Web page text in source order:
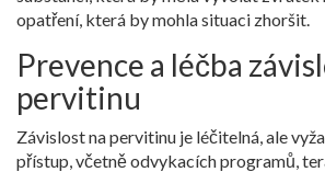
opatření, která by mohla situaci zhoršit.
Prevence a léčba
pervitinu
Závislost na pervitinu je léčitelná, ale
přístup, včetně odvykacích programů,